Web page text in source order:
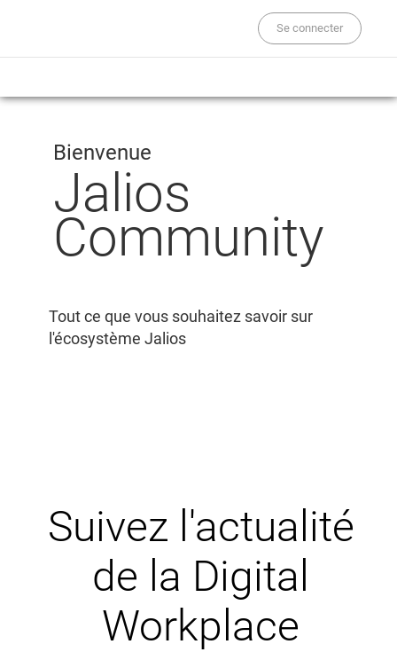
Se connecter
Bienvenue
Jalios
Community
Tout ce que vous souhaitez savoir sur
l'écosystème Jalios
Suivez l'actualité
de la Digital
Workplace